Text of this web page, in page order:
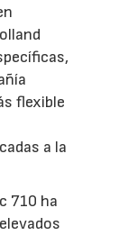
flexible
a la
710 ha